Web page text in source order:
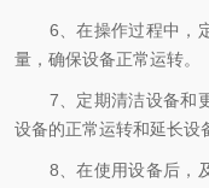
6、在操作过程中，定
量，确保设备正常运转。
7、定期清洁设备和更
设备的正常运转和延长设
8、在使用设备后，及